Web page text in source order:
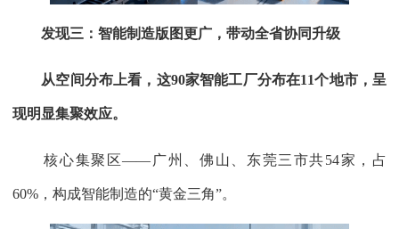
发现三：智能制造版图更广，带动全省协同升级
从空间分布上看，这90家智能工厂分布在11个地市，呈
现明显集聚效应。
核心集聚区——广州、佛山、东莞三市共54家，占
60%，构成智能制造的“黄金三角”。